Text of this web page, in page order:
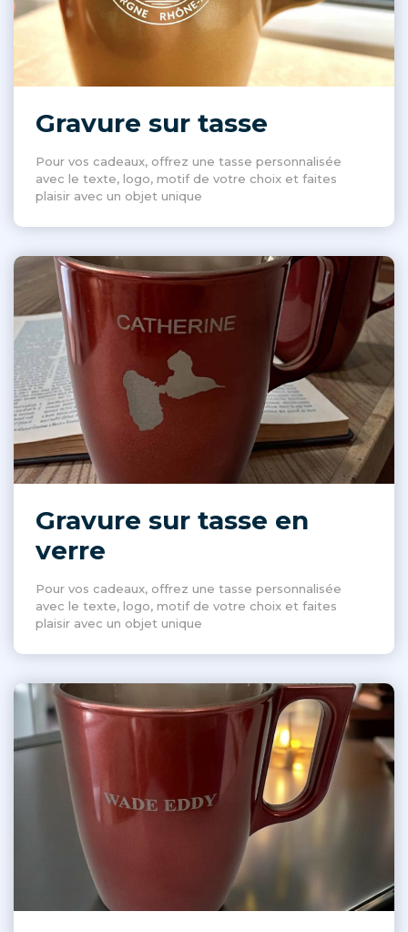
Gravure sur tasse
Pour vos cadeaux, offrez une tasse personnalisée
avec le texte, logo, motif de votre choix et faites
plaisir avec un objet unique
Gravure sur tasse en
verre
Pour vos cadeaux, offrez une tasse personnalisée
avec le texte, logo, motif de votre choix et faites
plaisir avec un objet unique